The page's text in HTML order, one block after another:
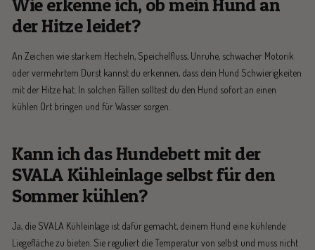
Wie erkenne ich, ob mein Hund an
der Hitze leidet?
An Zeichen wie starkem Hecheln, Speichelfluss, Unruhe, schwacher Motorik
oder vermehrtem Durst kannst du erkennen, dass dein Hund Schwierigkeiten
mit der Hitze hat. In solchen Fällen solltest du den Hund sofort an einen
kühlen Ort bringen und für Wasser sorgen.
Kann ich das Hundebett mit der
SVALA Kühleinlage selbst für den
Sommer kühlen?
Ja, die SVALA Kühleinlage ist dafür gemacht, deinem Hund eine kühlende
Liegefläche zu bieten. Sie reguliert die Temperatur von selbst und muss nicht